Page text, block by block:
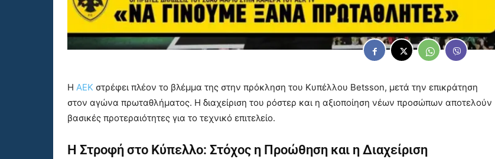
Η ΑΕΚ στρέφει πλέον το βλέμμα της στην πρόκληση του Κυπέλλου Betsson, μετά την επικράτηση
στον αγώνα πρωταθλήματος. Η διαχείριση του ρόστερ και η αξιοποίηση νέων προσώπων αποτελούν
βασικές προτεραιότητες για το τεχνικό επιτελείο.
Η Στροφή στο Κύπελλο: Στόχος η Προώθηση και η Διαχείριση